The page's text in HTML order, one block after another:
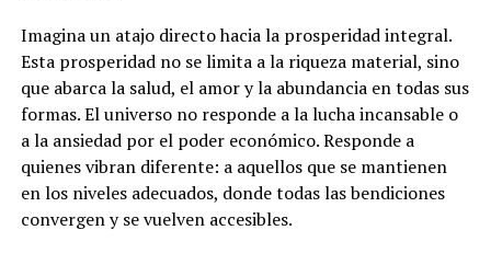
Imagina un atajo directo hacia la prosperidad integral.
Esta prosperidad no se limita a la riqueza material, sino
que abarca la salud, el amor y la abundancia en todas sus
formas. El universo no responde a la lucha incansable o
a la ansiedad por el poder económico. Responde a
quienes vibran diferente: a aquellos que se mantienen
en los niveles adecuados, donde todas las bendiciones
convergen y se vuelven accesibles.